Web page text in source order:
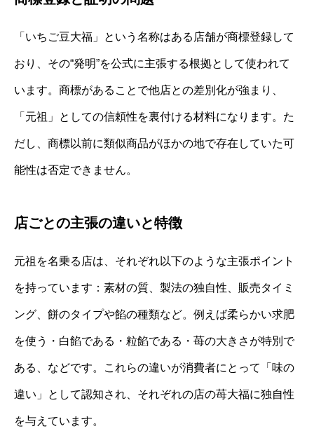
「いちご豆大福」という名称はある店舗が商標登録して
おり、その“発明”を公式に主張する根拠として使われて
います。商標があることで他店との差別化が強まり、
「元祖」としての信頼性を裏付ける材料になります。た
だし、商標以前に類似商品がほかの地で存在していた可
能性は否定できません。
店ごとの主張の違いと特徴
元祖を名乗る店は、それぞれ以下のような主張ポイント
を持っています：素材の質、製法の独自性、販売タイミ
ング、餅のタイプや餡の種類など。例えば柔らかい求肥
を使う・白餡である・粒餡である・苺の大きさが特別で
ある、などです。これらの違いが消費者にとって「味の
違い」として認知され、それぞれの店の苺大福に独自性
を与えています。